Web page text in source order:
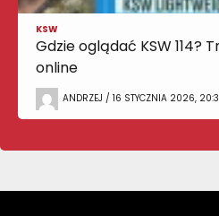
KSW
Gdzie oglądać KSW 114?
online
ANDRZEJ / 16 STYCZNIA 2026,